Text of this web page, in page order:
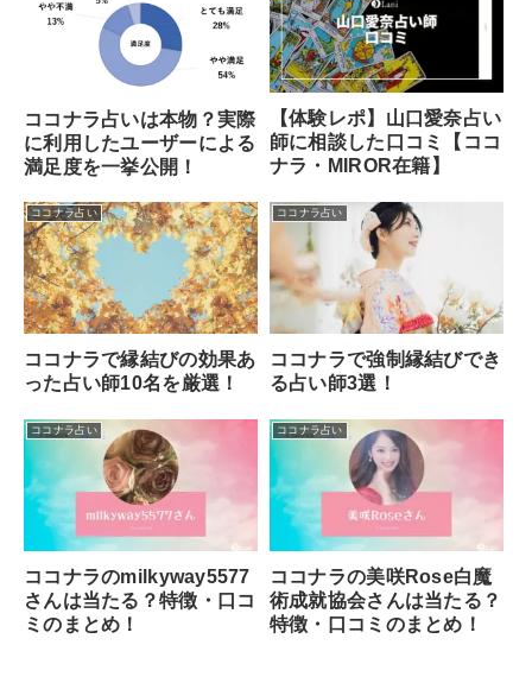
ココナラ占いは本物？実際
に利用したユーザーによる
満足度を一挙公開！
【体験レポ】山口愛奈占い
師に相談した口コミ【ココ
ナラ・MIROR在籍】
ココナラ占い
ココナラで縁結びの効果あ
った占い師10名を厳選！
ココナラ占い
ココナラで強制縁結びでき
る占い師3選！
ココナラ占い
ココナラのmilkyway5577
さんは当たる？特徴・口コ
ミのまとめ！
ココナラ占い
ココナラの美咲Rose白魔
術成就協会さんは当たる？
特徴・口コミのまとめ！